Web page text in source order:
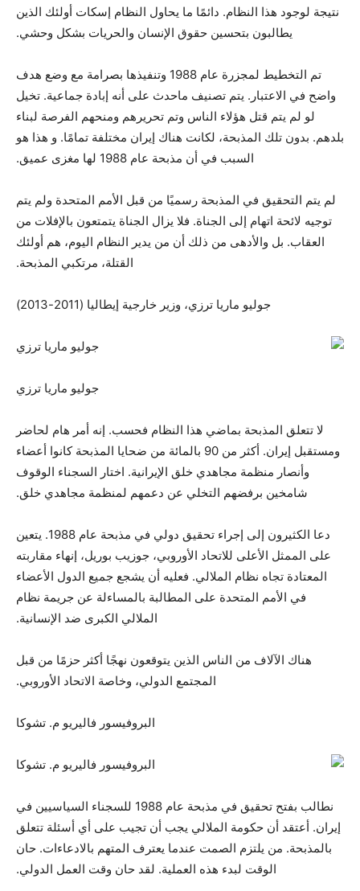
نتيجة لوجود هذا النظام. دائمًا ما يحاول النظام إسكات أولئك الذين
يطالبون بتحسين حقوق الإنسان والحريات بشكل وحشي.
تم التخطيط لمجزرة عام 1988 وتنفيذها بصرامة مع وضع هدف
واضح في الاعتبار. يتم تصنيف ماحدث على أنه إبادة جماعية. تخيل
لو لم يتم قتل هؤلاء الناس وتم تحريرهم ومنحهم الفرصة لبناء
بلدهم. بدون تلك المذبحة، لكانت هناك إيران مختلفة تمامًا. و هذا هو
السبب في أن مذبحة عام 1988 لها مغزى عميق.
لم يتم التحقيق في المذبحة رسميًا من قبل الأمم المتحدة ولم يتم
توجيه لائحة اتهام إلى الجناة. فلا يزال الجناة يتمتعون بالإفلات من
العقاب. بل والأدهى من ذلك أن من يدير النظام اليوم، هم أولئك
القتلة، مرتكبي المذبحة.
جوليو ماريا ترزي، وزير خارجية إيطاليا (2011-2013)
جوليو ماريا ترزي
لا تتعلق المذبحة بماضي هذا النظام فحسب. إنه أمر هام لحاضر
ومستقبل إيران. أكثر من 90 بالمائة من ضحايا المذبحة كانوا أعضاء
وأنصار منظمة مجاهدي خلق الإيرانية. اختار السجناء الوقوف
شامخين برفضهم التخلي عن دعمهم لمنظمة مجاهدي خلق.
دعا الكثيرون إلى إجراء تحقيق دولي في مذبحة عام 1988. يتعين
على الممثل الأعلى للاتحاد الأوروبي، جوزيب بوريل، إنهاء مقاربته
المعتادة تجاه نظام الملالي. فعليه أن يشجع جميع الدول الأعضاء
في الأمم المتحدة على المطالبة بالمساءلة عن جريمة نظام
الملالي الكبرى ضد الإنسانية.
هناك الآلاف من الناس الذين يتوقعون نهجًا أكثر حزمًا من قبل
المجتمع الدولي، وخاصة الاتحاد الأوروبي.
البروفيسور فاليريو م. تشوكا
نطالب بفتح تحقيق في مذبحة عام 1988 للسجناء السياسيين في
إيران. أعتقد أن حكومة الملالي يجب أن تجيب على أي أسئلة تتعلق
بالمذبحة. من يلتزم الصمت عندما يعترف المتهم بالادعاءات. حان
الوقت لبدء هذه العملية. لقد حان وقت العمل الدولي.